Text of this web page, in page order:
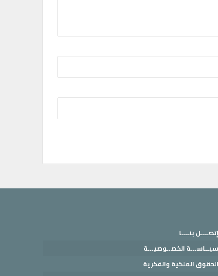
إتصــــل بنــــا
سيــاســـة الخصــوصيـــة
الحقوق الملكية والفكرية